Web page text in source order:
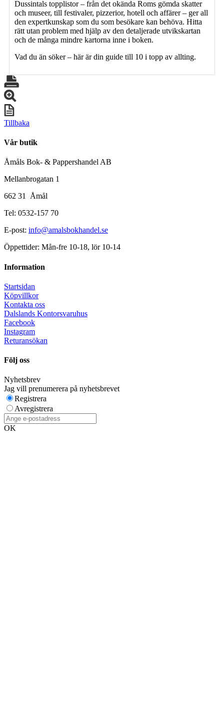
Dussintals topplistor – från det okända Roms gömda skatter
och museer, till festivaler, pizzerior, hotell och affärer – ger all
den expertkunskap som du som besökare kan behöva. Hitta
rätt utan problem med hjälp av den detaljerade utvikskartan
och de många mindre kartorna inne i boken.
Vad du än söker – här är din guide till 10 i topp av allting.
Tillbaka
Vår butik
Åmåls Bok- & Pappershandel AB
Mellanbrogatan 1
662 31 Åmål
Tel: 0532-157 70
E-post: info@amalsbokhandel.se
Öppettider: Mån-fre 10-18, lör 10-14
Information
Startsidan
Köpvillkor
Kontakta oss
Dalslands Kontorsvaruhus
Facebook
Instagram
Returansökan
Följ oss
Nyhetsbrev
Jag vill prenumerera på nyhetsbrevet
Registrera
Avregistrera
OK